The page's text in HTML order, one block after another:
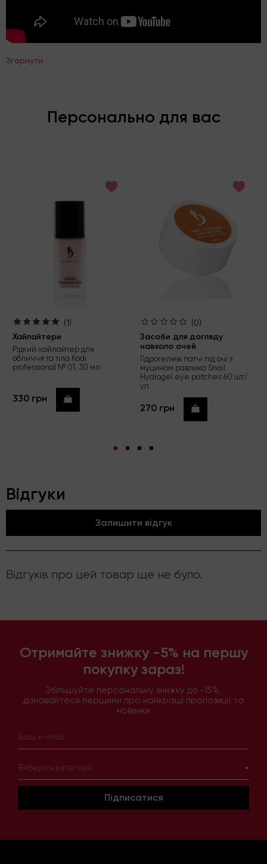
Згорнути
Персонально для вас
(1)
Хайлайтери
Рідкий хайлайтер для
обличчя та тіла Kodi
professional № 01, 30 мл
330 грн Купити
(0)
Засоби для догляду
навколо очей
Гідрогелеві патчі під очі з
муцином равлика Snail
Hydrogel eye patches 60 шт/
уп
270 грн Купити
Відгуки
Залишити відгук
Відгуків про цей товар ще не було.
Отримайте знижку -5% на першу
покупку зараз!
Збільшуйте персональну знижку до -15%,
дізнавайтеся першими про найкращі пропозиції та
новинки
Виберіть категорії
Підписатися